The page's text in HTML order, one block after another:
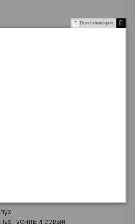
пух
пух гусиный серый
Do not show again.